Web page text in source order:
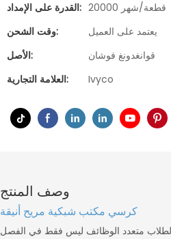
القدرة على الإمداد:
20000 قطعة/شهر
وقت الشحن:
يعتمد على العميل
الأصل:
قوانغدونغ فوشان
العلامة التجارية:
Ivyco
وصف المنتج
كرسي مكتب شبكية مريح أنيقة
متعدد الوظائف ليس فقط في الفصل